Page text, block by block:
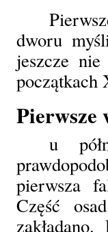
dworu
jeszcze
początkach
Pierwsze
u
pierwsza
Część